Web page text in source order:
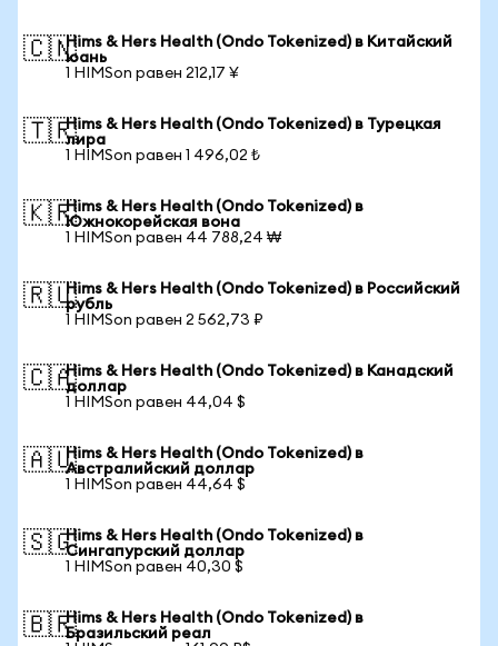
🇨🇳Hims & Hers Health (Ondo Tokenized) в Китайский
юань
1 HIMSon равен 212,17 ¥
🇹🇷Hims & Hers Health (Ondo Tokenized) в Турецкая
лира
1 HIMSon равен 1 496,02 ₺
🇰🇷Hims & Hers Health (Ondo Tokenized) в
Южнокорейская вона
1 HIMSon равен 44 788,24 ₩
🇷🇺Hims & Hers Health (Ondo Tokenized) в Российский
рубль
1 HIMSon равен 2 562,73 ₽
🇨🇦Hims & Hers Health (Ondo Tokenized) в Канадский
доллар
1 HIMSon равен 44,04 $
🇦🇺Hims & Hers Health (Ondo Tokenized) в
Австралийский доллар
1 HIMSon равен 44,64 $
🇸🇬Hims & Hers Health (Ondo Tokenized) в
Сингапурский доллар
1 HIMSon равен 40,30 $
🇧🇷Hims & Hers Health (Ondo Tokenized) в
Бразильский реал